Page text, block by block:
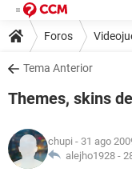
Foros
Tema Anterior
Themes, skins
chupi - 31 ago
alejho1928 -